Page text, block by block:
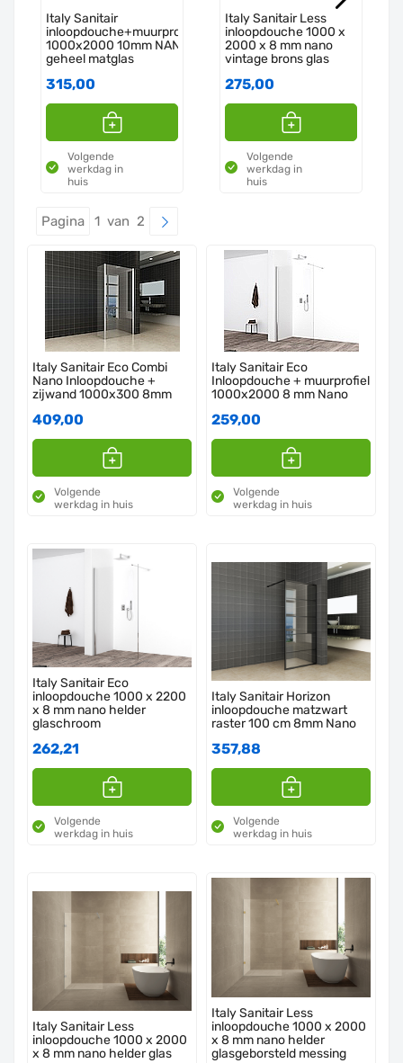
Italy Sanitair
inloopdouche+muurprofiel
1000x2000 10mm NANO
geheel matglas
315,00
Volgende
werkdag in
huis
Italy Sanitair Less
inloopdouche 1000 x
2000 x 8 mm nano
vintage brons glas
275,00
Volgende
werkdag in
huis
Pagina 1 van 2
Italy Sanitair Eco Combi
Nano Inloopdouche +
zijwand 1000x300 8mm
409,00
Volgende
werkdag in huis
Italy Sanitair Eco
Inloopdouche + muurprofiel
1000x2000 8 mm Nano
259,00
Volgende
werkdag in huis
Italy Sanitair Eco
inloopdouche 1000 x 2200
x 8 mm nano helder
glaschroom
262,21
Volgende
werkdag in huis
Italy Sanitair Horizon
inloopdouche matzwart
raster 100 cm 8mm Nano
357,88
Volgende
werkdag in huis
Italy Sanitair Less
inloopdouche 1000 x 2000
x 8 mm nano helder glas
Italy Sanitair Less
inloopdouche 1000 x 2000
x 8 mm nano helder
glasgeborsteld messing